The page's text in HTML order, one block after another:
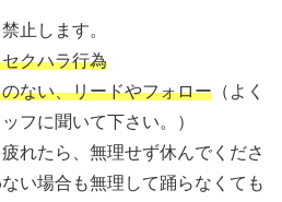
止します。
クハラ行為
ない、リードやフォロー （よく
フに聞いて下さい。）
疲れたら、無理せず休んでくださ
い場合も無理して踊らなくても